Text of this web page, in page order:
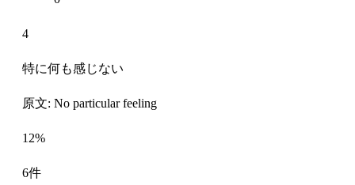
4
特に何も感じない
原文: No particular feeling
12%
6件